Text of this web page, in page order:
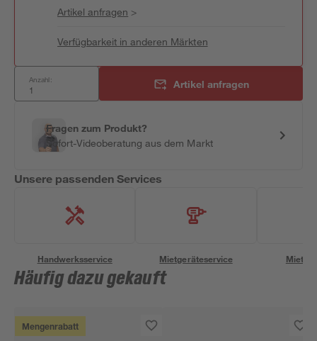
Artikel anfragen >
Verfügbarkeit in anderen Märkten
Anzahl: Artikel anfragen
Fragen zum Produkt?
Sofort-Videoberatung aus dem Markt
Unsere passenden Services
Handwerksservice Mietgeräteservice
Häufig dazu gekauft
Mengenrabatt